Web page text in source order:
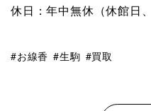
休日：年中無休（休館日
お線香 生駒 買取